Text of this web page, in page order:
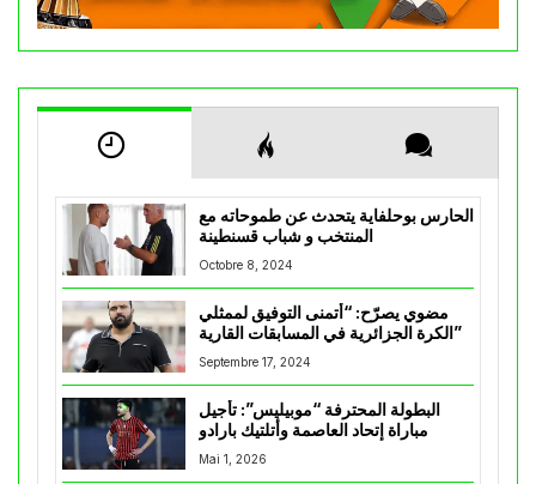
الحارس بوحلفاية يتحدث عن طموحاته مع
المنتخب و شباب قسنطينة
Octobre 8, 2024
مضوي يصرّح: “أتمنى التوفيق لممثلي
الكرة الجزائرية في المسابقات القارية”
Septembre 17, 2024
البطولة المحترفة “موبيليس”: تأجيل
مباراة إتحاد العاصمة وأتلتيك بارادو
Mai 1, 2026